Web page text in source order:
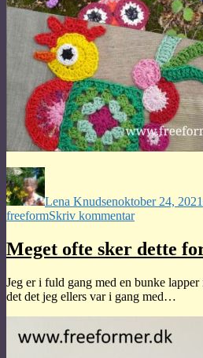
Forfatter
Lena Knudsenoktober 24, 2021
freeformSkriv kommentartil
behøver
ikke
fladt
Meget ofte sker dette
Jeg er i fuld gang med en bunke
det det jeg ellers var i gang med…